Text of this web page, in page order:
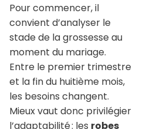
Pour commencer, il
convient d’analyser le
stade de la grossesse au
moment du mariage.
Entre le premier trimestre
et la fin du huitième mois,
les besoins changent.
Mieux vaut donc privilégier
l’adaptabilité : les robes